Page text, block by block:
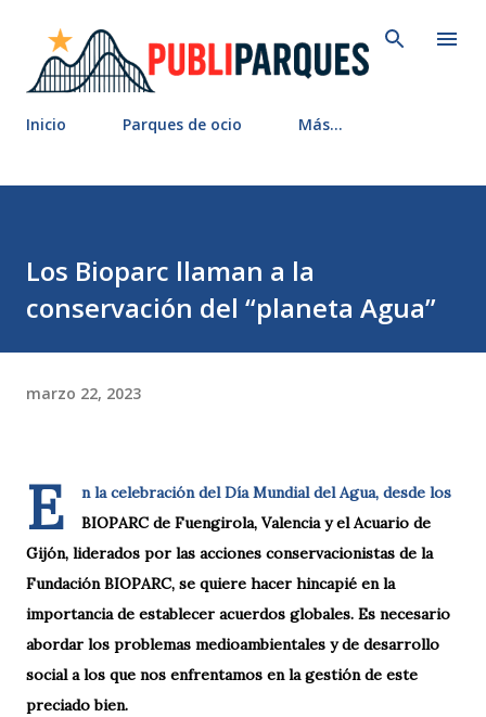
Inicio Parques de ocio Más…
Los Bioparc llaman a la
conservación del “planeta Agua”
marzo 22, 2023
E
n la celebración del Día Mundial del Agua, desde los
BIOPARC de Fuengirola, Valencia y el Acuario de
Gijón, liderados por las acciones conservacionistas de la
Fundación BIOPARC, se quiere hacer hincapié en la
importancia de establecer acuerdos globales. Es necesario
abordar los problemas medioambientales y de desarrollo
social a los que nos enfrentamos en la gestión de este
preciado bien.